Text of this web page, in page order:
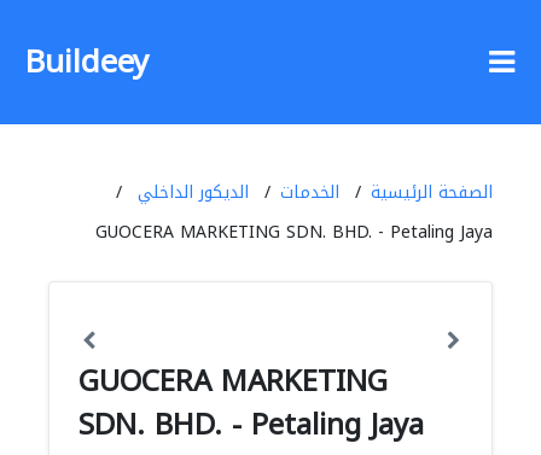
Buildeey
الصفحة الرئيسية الخدمات
الديكور الداخلي
GUOCERA MARKETING SDN. BHD. - Petaling Jaya
GUOCERA MARKETING
SDN. BHD. - Petaling Jaya